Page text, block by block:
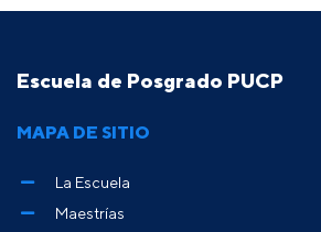
Escuela de Posgrado PUCP
MAPA DE SITIO
La Escuela
Maestrías